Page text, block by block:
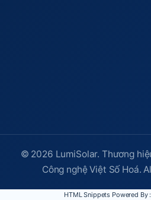
© 2026 LumiSolar. Thương
Công nghệ Việt Số Hoá.
HTML Snippets Powered By :